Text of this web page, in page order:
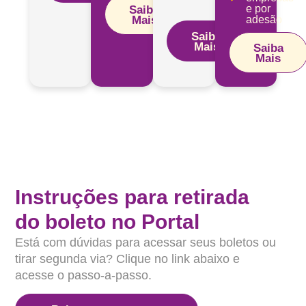
Saiba
Mais
Saiba
Mais
e por
adesão
Saiba
Mais
Instruções para retirada
do boleto no Portal
Está com dúvidas para acessar seus boletos ou
tirar segunda via? Clique no link abaixo e
acesse o passo-a-passo.